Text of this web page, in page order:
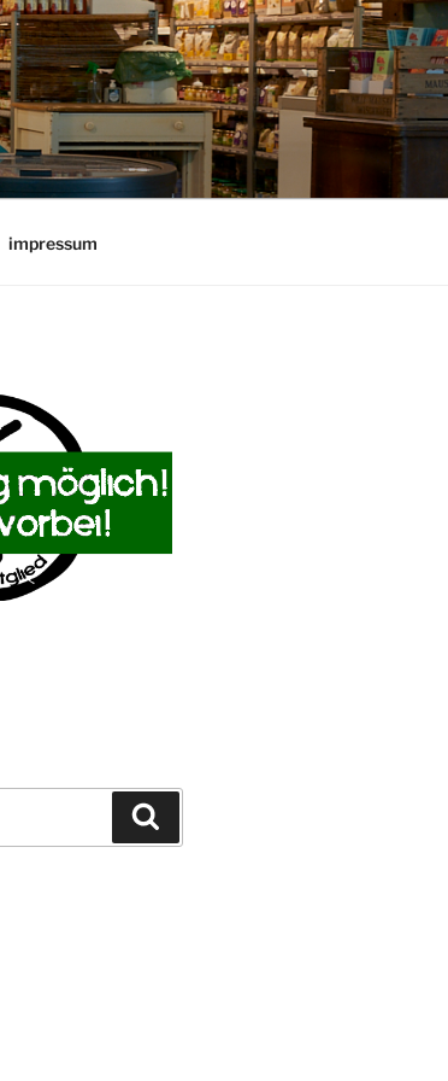
impressum